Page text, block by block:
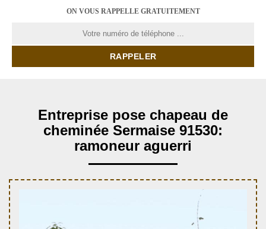
ON VOUS RAPPELLE GRATUITEMENT
Entreprise pose chapeau de
cheminée Sermaise 91530:
ramoneur aguerri